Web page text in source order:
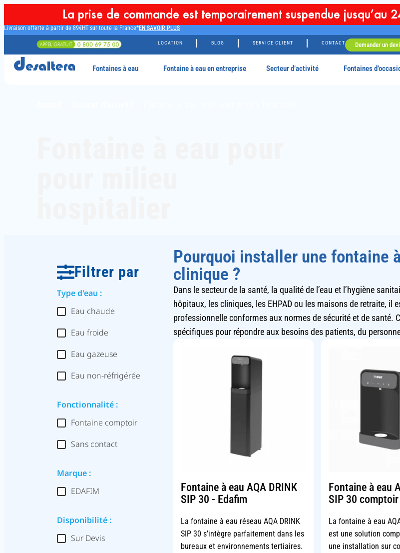
La prise de commande est temporairement suspendue jusqu’au
Livraison offerte à partir de 89€HT sur toute la France*EN SAVOIR PLUS
LOCATION BLOG SERVICE CLIENT CONTACT Demander un
Fontaines à eau Fontaine à eau en entreprise Secteur d’activité Fontaines
Filtrer par
Type d'eau :
Eau chaude
Eau froide
Eau gazeuse
Eau non-réfrigérée
Fonctionnalité :
Fontaine comptoir
Sans contact
Marque :
EDAFIM
Disponibilité :
Sur Devis
Pourquoi installer une fontaine
clinique ?
Dans le secteur de la santé, la qualité de l’eau et l’hygiène
hôpitaux, les cliniques, les EHPAD ou les maisons de retraite, il
professionnelle conformes aux normes de sécurité et de santé.
spécifiques pour répondre aux besoins des patients, du
Fontaine à eau AQA DRINK
SIP 30 - Edafim
La fontaine à eau réseau AQA DRINK
SIP 30 s’intègre parfaitement dans les
bureaux et environnements tertiaires.
Fontaine à eau
SIP 30 comptoir
La fontaine à eau
est une solution
une installation sur